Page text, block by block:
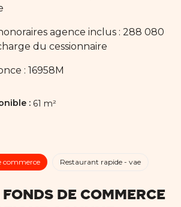
agence inclus : 288 080
du cessionnaire
: 16958M
: 61 m²
commerce Restaurant rapide - vae
DE COMMERCE